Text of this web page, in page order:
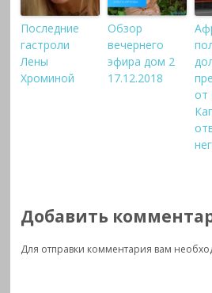
Последние
гастроли
Лены
Хроминой
Обзор
вечернего
эфира дом 2
17.12.2018
от
Добавить
Для отправки комментария вам